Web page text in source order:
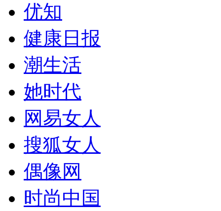
优知
健康日报
潮生活
她时代
网易女人
搜狐女人
偶像网
时尚中国